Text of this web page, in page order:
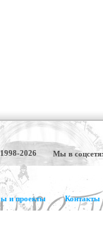
2026 Мы в
и проекты Контакты